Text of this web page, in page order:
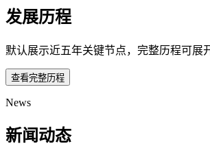
发展历程
默认展示近五年关键节点，完整历程可展
查看完整历程
News
新闻动态